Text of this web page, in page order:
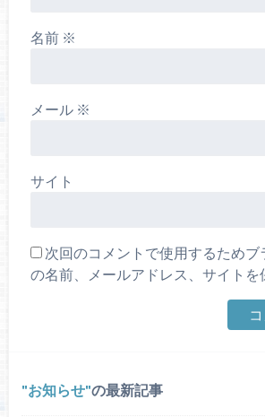
名前 ※
メール ※
サイト
次回のコメントで使用するためブ
の名前、メールアドレス、サイトを
お知らせ の最新記事